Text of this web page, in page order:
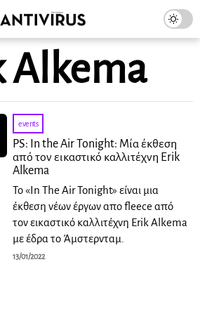
Alkema
events
PS: In the Air Tonight: Μία έκθεση
από τον εικαστικό καλλιτέχνη Erik
Alkema
Το «In The Air Tonight» είναι μια
έκθεση νέων έργων απο fleece από
τον εικαστικό καλλιτέχνη Erik Alkema
με έδρα το Άμστερνταμ.
13/01/2022